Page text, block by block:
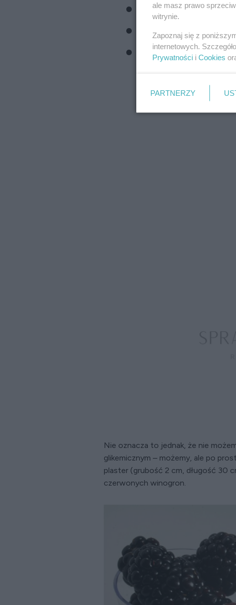
średnia brzoskwinia lub
szklanka malin,
garść wiśni lub czereśni.
Nie oznacza to jednak, że nie
glikemicznym – możemy, ale po
plaster (grubość 2 cm, długość 30
czerwonych winogron.
ale masz prawo
witrynie.
Zapoznaj się z
internetowych.
Prywatności i Cookies
PARTNERZY